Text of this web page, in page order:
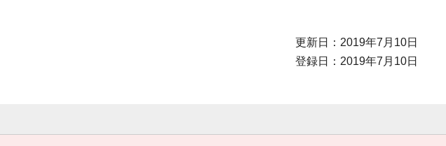
更新日：2019年7月10日
登録日：2019年7月10日